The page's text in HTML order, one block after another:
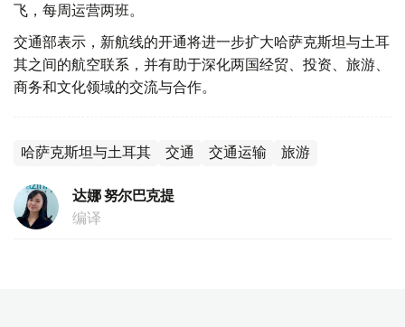
飞，每周运营两班。
交通部表示，新航线的开通将进一步扩大哈萨克斯坦与土耳
其之间的航空联系，并有助于深化两国经贸、投资、旅游、
商务和文化领域的交流与合作。
哈萨克斯坦与土耳其 交通 交通运输 旅游
达娜 努尔巴克提
编译